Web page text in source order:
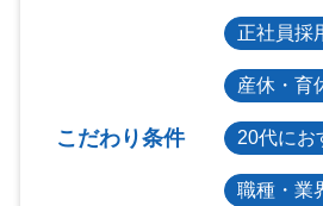
こだわり条件
正社員採
産休・育
20代にお
職種・業